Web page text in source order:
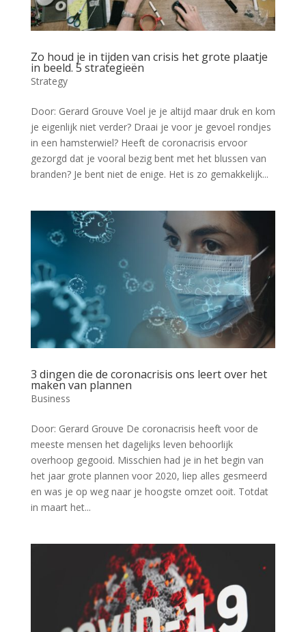
Zo houd je in tijden van crisis het grote plaatje
in beeld. 5 strategieën
Strategy
Door: Gerard Grouve Voel je je altijd maar druk en kom
je eigenlijk niet verder? Draai je voor je gevoel rondjes
in een hamsterwiel? Heeft de coronacrisis ervoor
gezorgd dat je vooral bezig bent met het blussen van
branden? Je bent niet de enige. Het is zo gemakkelijk...
3 dingen die de coronacrisis ons leert over het
maken van plannen
Business
Door: Gerard Grouve De coronacrisis heeft voor de
meeste mensen het dagelijks leven behoorlijk
overhoop gegooid. Misschien had je in het begin van
het jaar grote plannen voor 2020, liep alles gesmeerd
en was je op weg naar je hoogste omzet ooit. Totdat
in maart het...